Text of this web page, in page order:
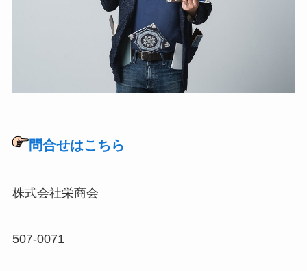
問合せはこちら
株式会社栄商会
507-0071